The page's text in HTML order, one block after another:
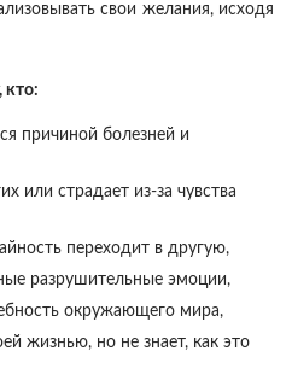
свои желания, исходя
кто:
причиной болезней и
или страдает из-за чувства
переходит в другую,
разрушительные эмоции,
окружающего мира,
жизнью, но не знает, как это